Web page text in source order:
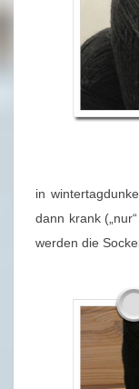
in
dann krank
werden die